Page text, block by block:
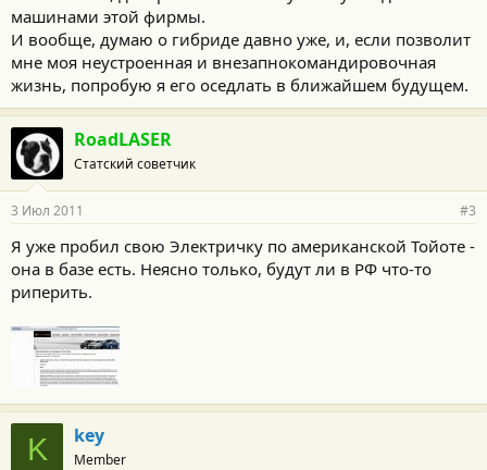
машинами этой фирмы.
И вообще, думаю о гибриде давно уже, и, если позволит
мне моя неустроенная и внезапнокомандировочная
жизнь, попробую я его оседлать в ближайшем будущем.
RoadLASER
Статский советчик
3 Июл 2011 #3
Я уже пробил свою Электричку по американской Тойоте -
она в базе есть. Неясно только, будут ли в РФ что-то
риперить.
K key
Member